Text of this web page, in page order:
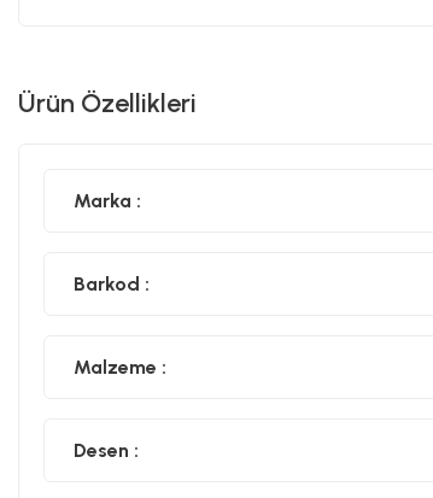
Ürün Özellikleri
Marka :
Barkod :
Malzeme :
Desen :